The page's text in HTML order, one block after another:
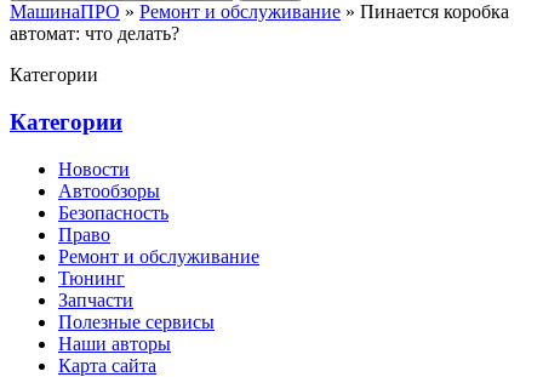
МашинаПРО » Ремонт и обслуживание » Пинается коробка
автомат: что делать?
Категории
Категории
Новости
Автообзоры
Безопасность
Право
Ремонт и обслуживание
Тюнинг
Запчасти
Полезные сервисы
Наши авторы
Карта сайта